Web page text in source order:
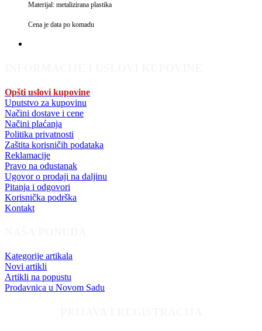
Materijal: metalizirana plastika
Cena je data po komadu
Opšti uslovi kupovine
Uputstvo za kupovinu
Načini dostave i cene
Načini plaćanja
Politika privatnosti
Zaštita korisničih podataka
Reklamacije
Pravo na odustanak
Ugovor o prodaji na daljinu
Pitanja i odgovori
Korisnička podrška
Kontakt
Kategorije artikala
Novi artikli
Artikli na popustu
Prodavnica u Novom Sadu